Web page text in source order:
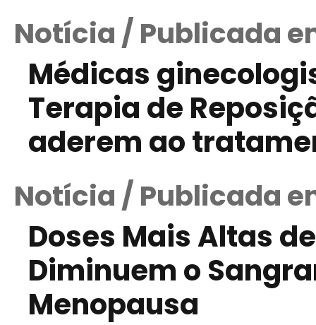
Notícia / Publicada
Médicas
Terapia de
aderem ao
Notícia / Publicada
Doses Mais Altas
Diminuem o
Menopausa